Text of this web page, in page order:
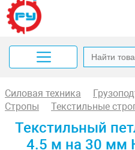
Силовая техника
Стропы
Текстильные
Текстильный
4.5 м на 30 мм